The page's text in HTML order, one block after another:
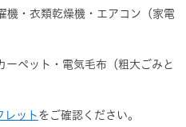
・衣類乾燥機・エアコン（家電
ペット・電気毛布（粗大ごみと
レット をご確認ください。